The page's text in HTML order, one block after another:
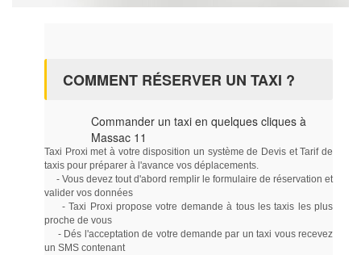
COMMENT RÉSERVER UN TAXI ?
Commander un taxi en quelques cliques à
Massac 11
Taxi Proxi met à votre disposition un système de Devis et Tarif de
taxis pour préparer à l'avance vos déplacements.
- Vous devez tout d'abord remplir le formulaire de réservation et
valider vos données
- Taxi Proxi propose votre demande à tous les taxis les plus
proche de vous
- Dés l'acceptation de votre demande par un taxi vous recevez
un SMS contenant